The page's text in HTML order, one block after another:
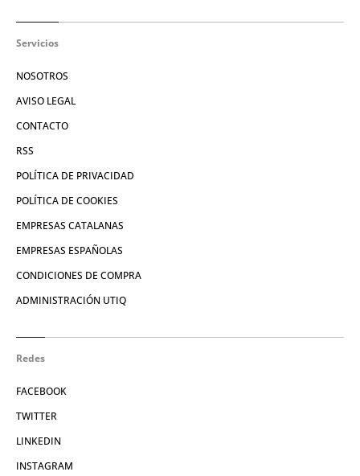
Servicios
NOSOTROS
AVISO LEGAL
CONTACTO
RSS
POLÍTICA DE PRIVACIDAD
POLÍTICA DE COOKIES
EMPRESAS CATALANAS
EMPRESAS ESPAÑOLAS
CONDICIONES DE COMPRA
ADMINISTRACIÓN UTIQ
Redes
FACEBOOK
TWITTER
LINKEDIN
INSTAGRAM